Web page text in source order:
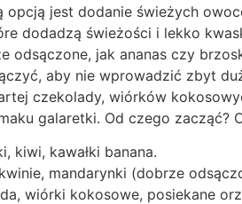
jest dodanie świeżych
dodadzą świeżości i lekko
odsączone, jak ananas czy
aby nie wprowadzić zbyt
czekolady, wiórków
galaretki. Od czego zacząć?
kiwi, kawałki banana.
mandarynki (dobrze
wiórki kokosowe, posiekane